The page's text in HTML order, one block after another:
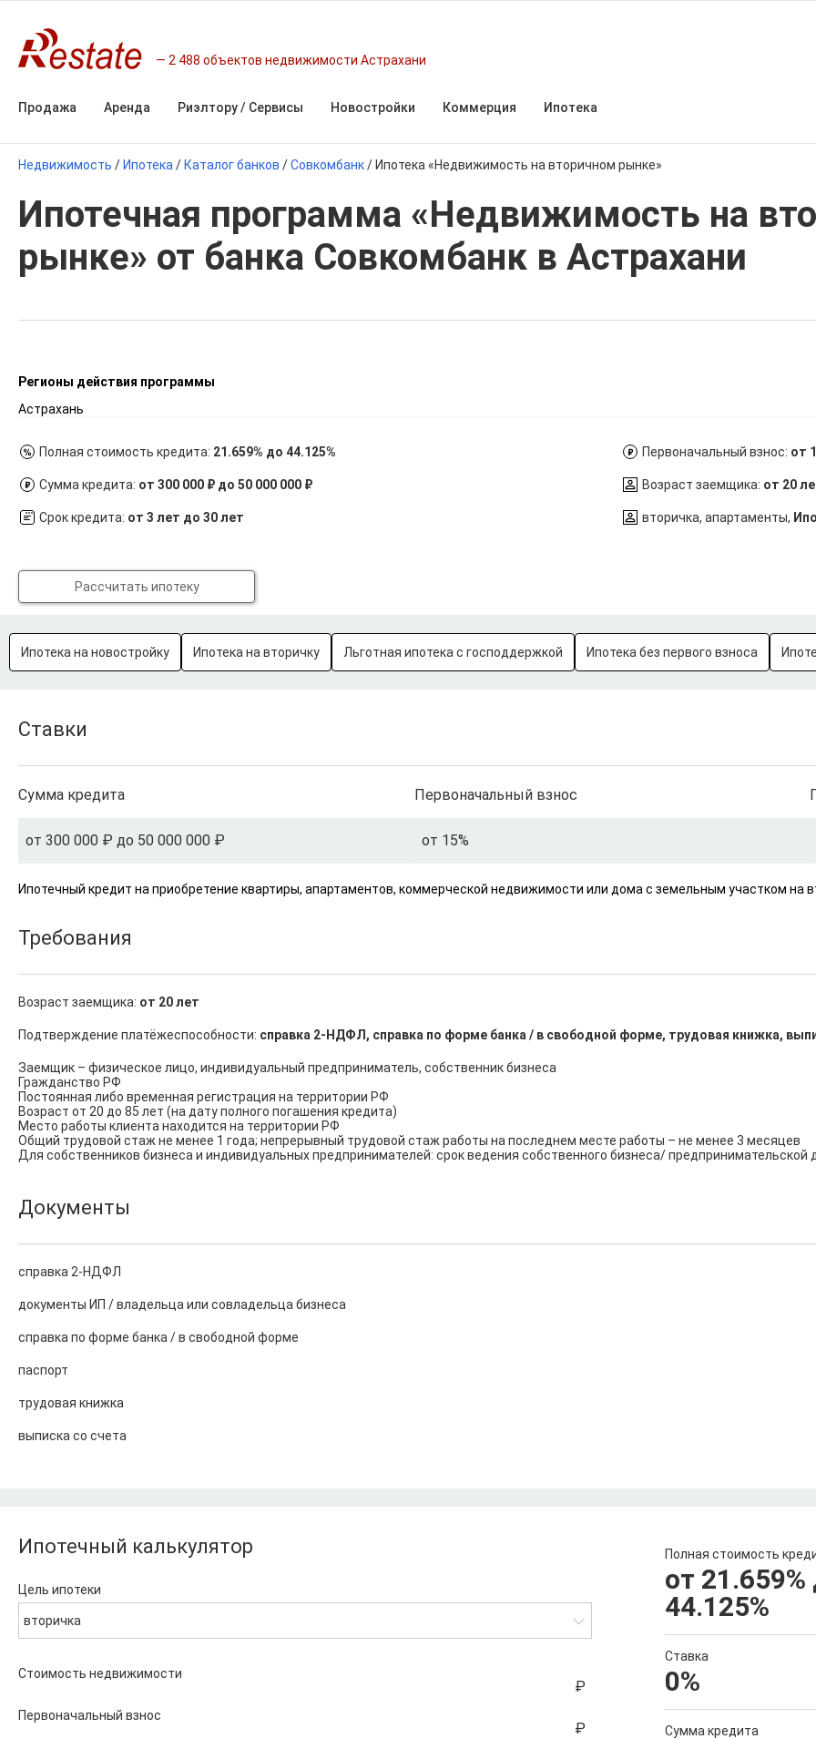
2 488 объектов недвижимости Астрахани
Продажа Аренда Риэлтору / Сервисы Новостройки Коммерция Ипотека
Недвижимость / Ипотека / Каталог банков /Совкомбанк/ Ипотека «Недвижимость на вторичном рынке»
Ипотечная программа «Недвижимость на
рынке» от банка Совкомбанк в Астрахани
Регионы действия программы
Астрахань
Полная стоимость кредита: 21.659% до 44.125%
Сумма кредита: от 300 000 ₽ до 50 000 000 ₽
Срок кредита: от 3 лет до 30 лет
Первоначальный взнос: от
Возраст заемщика: от 20
вторичка, апартаменты,
Рассчитать ипотеку
Ипотека на новостройку Ипотека на вторичку Льготная ипотека с господдержкой Ипотека без первого взноса
Ставки
Сумма кредита
от 300 000 ₽ до 50 000 000 ₽
Первоначальный взнос
от 15%
Ипотечный кредит на приобретение квартиры, апартаментов, коммерческой недвижимости или дома с земельным участком на
Требования
Возраст заемщика: от 20 лет
Подтверждение платёжеспособности: справка 2-НДФЛ, справка по форме банка / в свободной форме, трудовая книжка,
Заемщик – физическое лицо, индивидуальный предприниматель, собственник бизнеса
Гражданство РФ
Постоянная либо временная регистрация на территории РФ
Возраст от 20 до 85 лет (на дату полного погашения кредита)
Место работы клиента находится на территории РФ
Общий трудовой стаж не менее 1 года; непрерывный трудовой стаж работы на последнем месте работы – не менее 3 месяцев
Для собственников бизнеса и индивидуальных предпринимателей: срок ведения собственного бизнеса/
Документы
справка 2-НДФЛ
документы ИП / владельца или совладельца бизнеса
справка по форме банка / в свободной форме
паспорт
трудовая книжка
выписка со счета
Ипотечный калькулятор
Цель ипотеки
вторичка
Стоимость недвижимости
Первоначальный взнос
Полная стоимость
от 21.659%
44.125%
Ставка
0%
Сумма кредита